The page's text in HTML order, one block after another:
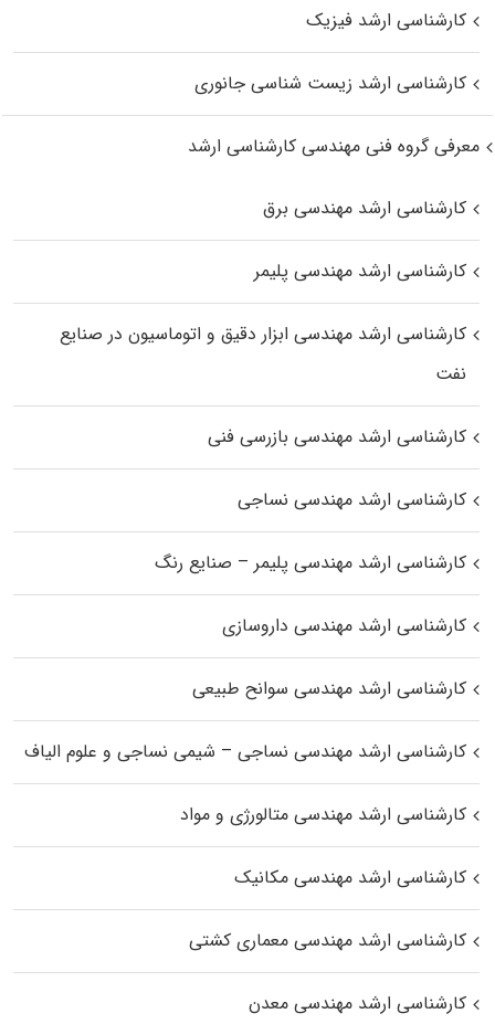
کارشناسی ارشد فیزیک
کارشناسی ارشد زیست‌ شناسی جانوری
معرفی گروه فنی مهندسی کارشناسی ارشد
کارشناسی ارشد مهندسی برق
کارشناسی ارشد مهندسی پلیمر
کارشناسی ارشد مهندسی ابزار دقیق و اتوماسیون در صنایع
نفت
کارشناسی ارشد مهندسی بازرسی فنی
کارشناسی ارشد مهندسی نساجی
کارشناسی ارشد مهندسی پلیمر – صنایع رنگ
کارشناسی ارشد مهندسی داروسازی
کارشناسی ارشد مهندسی سوانح طبیعی
کارشناسی ارشد مهندسی نساجی – شیمی نساجی و علوم الیاف
کارشناسی ارشد مهندسی متالورژی و مواد
کارشناسی ارشد مهندسی مکانیک
کارشناسی ارشد مهندسی معماری کشتی
کارشناسی ارشد مهندسی معدن